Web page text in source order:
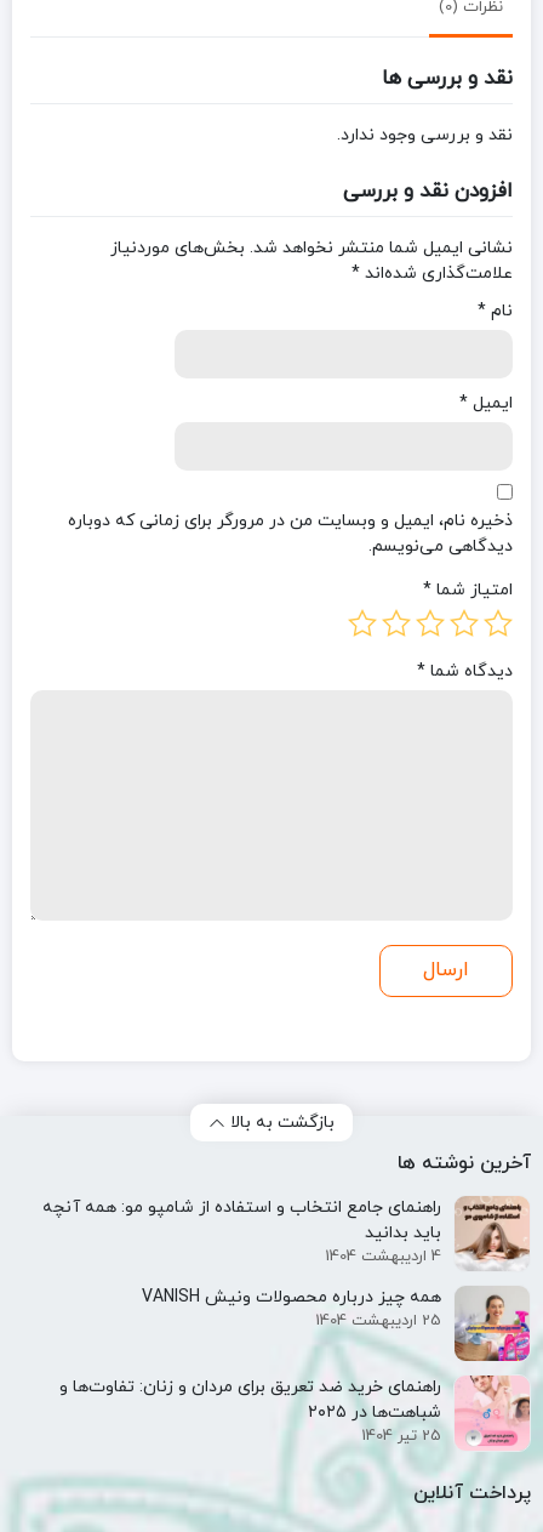
نظرات (0)
نقد و بررسی ها
نقد و بررسی وجود ندارد.
افزودن نقد و بررسی
نشانی ایمیل شما منتشر نخواهد شد. بخش‌های موردنیاز
علامت‌گذاری شده‌اند *
نام *
ایمیل *
ذخیره نام، ایمیل و وبسایت من در مرورگر برای زمانی که دوباره
دیدگاهی می‌نویسم.
امتیاز شما *
دیدگاه شما *
بازگشت به بالا
آخرین نوشته ها
راهنمای جامع انتخاب و استفاده از شامپو مو: همه آنچه
باید بدانید
4 اردیبهشت 1404
همه‌ چیز درباره محصولات ونیش VANISH
25 اردیبهشت 1404
راهنمای خرید ضد تعریق برای مردان و زنان: تفاوت‌ها و
شباهت‌ها در ۲۰۲۵
25 تیر 1404
پرداخت آنلاین